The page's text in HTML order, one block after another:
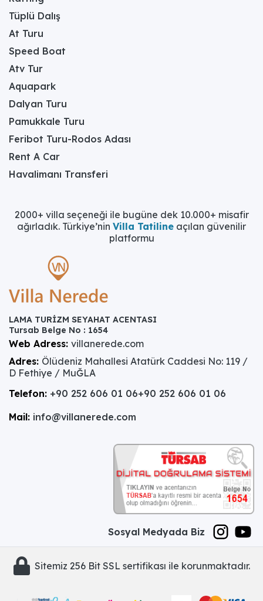
Tüplü Dalış
At Turu
Speed Boat
Atv Tur
Aquapark
Dalyan Turu
Pamukkale Turu
Feribot Turu-Rodos Adası
Rent A Car
Havalimanı Transferi
2000+ villa seçeneği ile bugüne dek 10.000+ misafir
ağırladık. Türkiye’nin Villa Tatiline açılan güvenilir
platformu
LAMA TURİZM SEYAHAT ACENTASI
Tursab Belge No : 1654
Web Adress: villanerede.com
Adres: Ölüdeniz Mahallesi Atatürk Caddesi No: 119 /
D Fethiye / MuĞLA
Telefon: +90 252 606 01 06+90 252 606 01 06
Mail: info@villanerede.com
Sosyal Medyada Biz
Sitemiz 256 Bit SSL sertifikası ile korunmaktadır.